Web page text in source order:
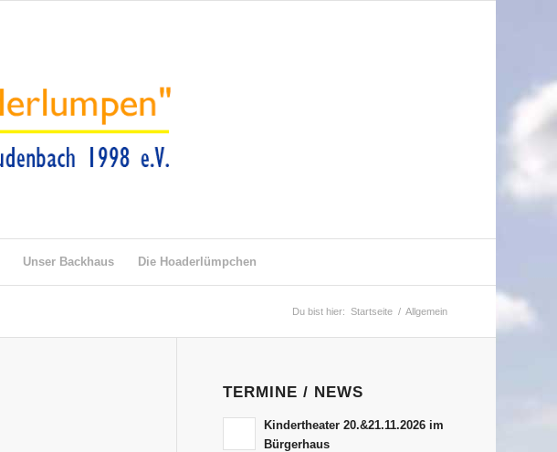
Unser Backhaus Die Hoaderlümpchen
Du bist hier: Startseite / Allgemein
TERMINE / NEWS
Kindertheater 20.&21.11.2026 im
Bürgerhaus